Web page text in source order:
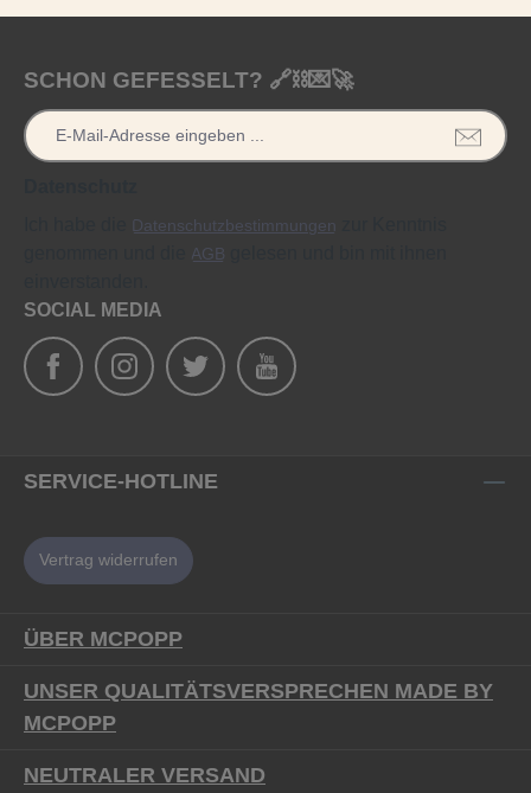
SCHON GEFESSELT? 🔗⛓️💌🚀
Datenschutzbestimmungen
AGB
SOCIAL MEDIA
SERVICE-HOTLINE
Vertrag widerrufen
ÜBER MCPOPP
UNSER QUALITÄTSVERSPRECHEN MADE BY
MCPOPP
NEUTRALER VERSAND